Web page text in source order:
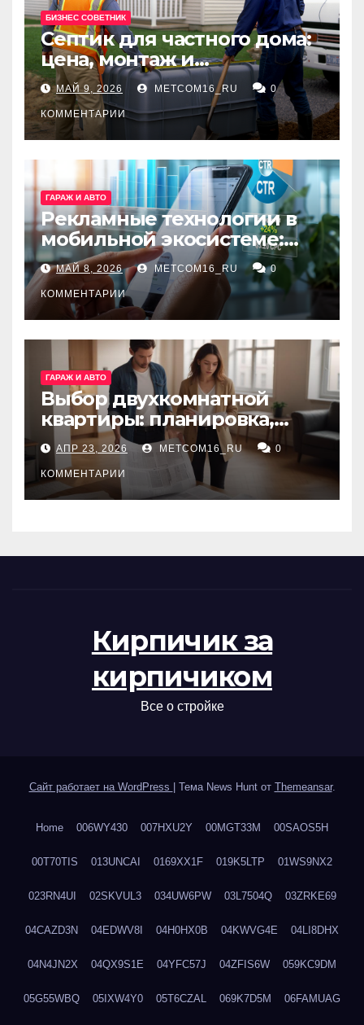
БИЗНЕС СОВЕТНИК
Септик для частного дома:
цена, монтаж и
организация автономной
канализации
МАЙ 9, 2026 METCOM16_RU 0
КОММЕНТАРИИ
ГАРАЖ И АВТО
Рекламные технологии в
мобильной экосистеме:
ключевые сервисы и
принципы работы
МАЙ 8, 2026 METCOM16_RU 0
КОММЕНТАРИИ
ГАРАЖ И АВТО
Выбор двухкомнатной
квартиры: планировка,
состояние жилья и
проверка документов
АПР 23, 2026 METCOM16_RU 0
КОММЕНТАРИИ
Кирпичик за
кирпичиком
Все о стройке
Сайт работает на WordPress Тема News Hunt от Themeansar.
Home 006WY430 007HXU2Y 00MGT33M 00SAOS5H
00T70TIS 013UNCAI 0169XX1F 019K5LTP 01WS9NX2
023RN4UI 02SKVUL3 034UW6PW 03L7504Q 03ZRKE69
04CAZD3N 04EDWV8I 04H0HX0B 04KWVG4E 04LI8DHX
04N4JN2X 04QX9S1E 04YFC57J 04ZFIS6W 059KC9DM
05G55WBQ 05IXW4Y0 05T6CZAL 069K7D5M 06FAMUAG